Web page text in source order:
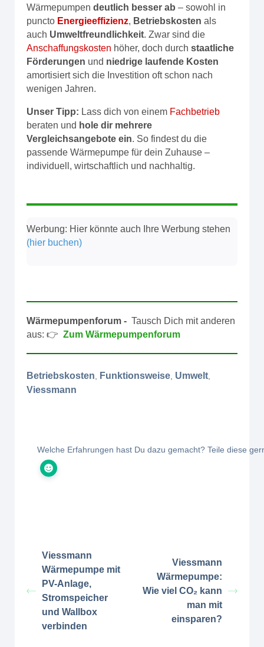
Wärmepumpen deutlich besser ab – sowohl in
puncto Energieeffizienz, Betriebskosten als
auch Umweltfreundlichkeit. Zwar sind die
Anschaffungskosten höher, doch durch staatliche
Förderungen und niedrige laufende Kosten
amortisiert sich die Investition oft schon nach
wenigen Jahren.
Unser Tipp: Lass dich von einem Fachbetrieb
beraten und hole dir mehrere
Vergleichsangebote ein. So findest du die
passende Wärmepumpe für dein Zuhause –
individuell, wirtschaftlich und nachhaltig.
Werbung: Hier könnte auch Ihre Werbung stehen
(hier buchen)
Wärmepumpenforum - Tausch Dich mit anderen
aus: 👉 Zum Wärmepumpenforum
Betriebskosten Funktionsweise Umwelt
Viessmann
Welche Erfahrungen hast Du dazu gemacht? Teile diese
Viessmann
Wärmepumpe mit
PV-Anlage,
Stromspeicher
und Wallbox
verbinden
Viessmann
Wärmepumpe:
Wie viel CO₂ kann
man mit
einsparen?